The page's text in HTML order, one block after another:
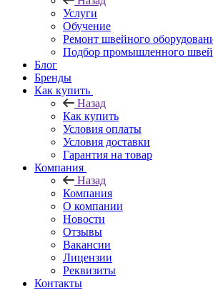
Услуги
Обучение
Ремонт швейного
Подбор промышленного
Блог
Бренды
Как купить
Назад
Как купить
Условия оплаты
Условия доставки
Гарантия на товар
Компания
Назад
Компания
О компании
Новости
Отзывы
Вакансии
Лицензии
Реквизиты
Контакты